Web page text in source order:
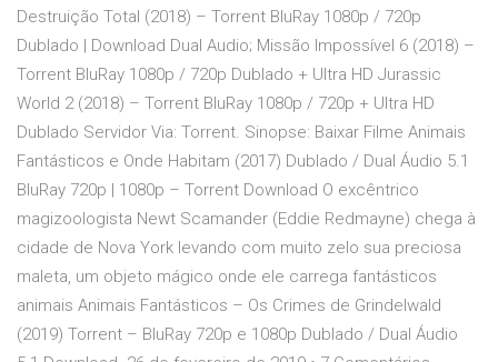
Destruição Total (2018) – Torrent BluRay 1080p / 720p
Dublado | Download Dual Audio; Missão Impossível 6 (2018) –
Torrent BluRay 1080p / 720p Dublado + Ultra HD Jurassic
World 2 (2018) – Torrent BluRay 1080p / 720p + Ultra HD
Dublado Servidor Via: Torrent. Sinopse: Baixar Filme Animais
Fantásticos e Onde Habitam (2017) Dublado / Dual Áudio 5.1
BluRay 720p | 1080p – Torrent Download O excêntrico
magizoologista Newt Scamander (Eddie Redmayne) chega à
cidade de Nova York levando com muito zelo sua preciosa
maleta, um objeto mágico onde ele carrega fantásticos
animais Animais Fantásticos – Os Crimes de Grindelwald
(2019) Torrent – BluRay 720p e 1080p Dublado / Dual Áudio